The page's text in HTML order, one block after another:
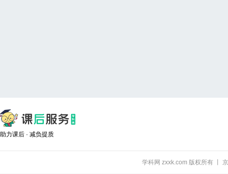
助力课后 · 减负提质
学科网 zxxk.com 版权所有 丨